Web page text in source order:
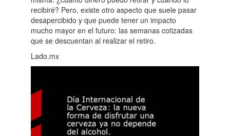
recibiré? Pero, existe otro aspecto que suele pasar
desapercibido y que puede tener un impacto
mucho mayor en el futuro: las semanas cotizadas
que se descuentan al realizar el retiro.
Lado.mx